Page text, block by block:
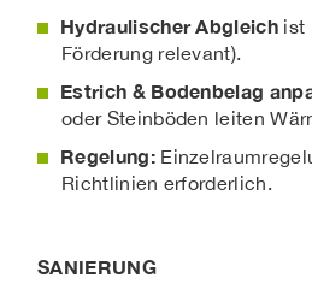
Hydraulischer Abgleich ist
Förderung relevant).
Estrich & Bodenbelag
oder Steinböden leiten
Regelung:
Richtlinien erforderlich.
SANIERUNG